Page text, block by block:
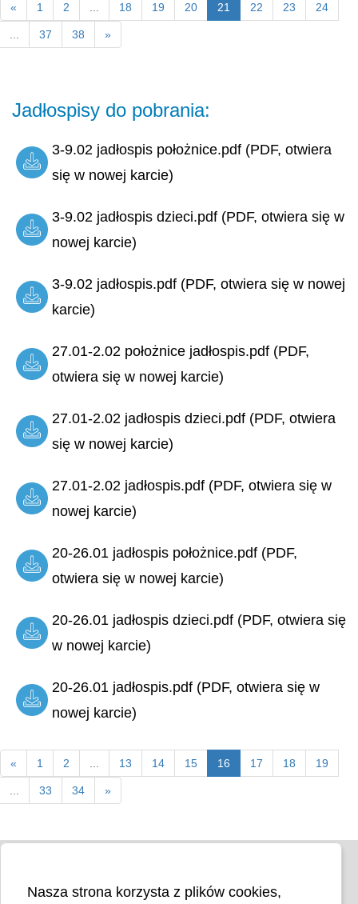
« 1 2 18 19 20 21 22 23 24
37 38 »
Jadłospisy do pobrania:
3-9.02 jadłospis położnice.pdf (PDF, otwiera
się w nowej karcie)
3-9.02 jadłospis dzieci.pdf (PDF, otwiera się w
nowej karcie)
3-9.02 jadłospis.pdf (PDF, otwiera się w nowej
karcie)
27.01-2.02 położnice jadłospis.pdf (PDF,
otwiera się w nowej karcie)
27.01-2.02 jadłospis dzieci.pdf (PDF, otwiera
się w nowej karcie)
27.01-2.02 jadłospis.pdf (PDF, otwiera się w
nowej karcie)
20-26.01 jadłospis położnice.pdf (PDF,
otwiera się w nowej karcie)
20-26.01 jadłospis dzieci.pdf (PDF, otwiera się
w nowej karcie)
20-26.01 jadłospis.pdf (PDF, otwiera się w
nowej karcie)
« 1 2 13 14 15 16 17 18 19
33 34 »
Nasza strona korzysta z plików cookies,